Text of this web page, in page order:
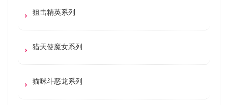
狙击精英系列
猎天使魔女系列
猫咪斗恶龙系列